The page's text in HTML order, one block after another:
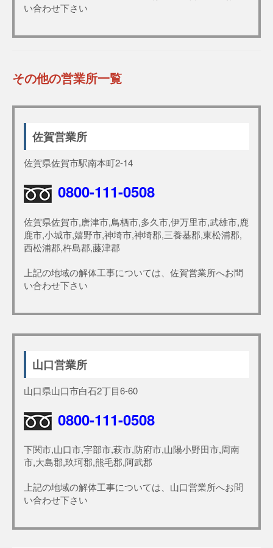
い合わせ下さい
その他の営業所一覧
佐賀営業所
佐賀県佐賀市駅南本町2-14
0800-111-0508
佐賀県佐賀市,唐津市,鳥栖市,多久市,伊万里市,武雄市,鹿
鹿市,小城市,嬉野市,神埼市,神埼郡,三養基郡,東松浦郡,
西松浦郡,杵島郡,藤津郡
上記の地域の解体工事については、佐賀営業所へお問
い合わせ下さい
山口営業所
山口県山口市白石2丁目6-60
0800-111-0508
下関市,山口市,宇部市,萩市,防府市,山陽小野田市,周南
市,大島郡,玖珂郡,熊毛郡,阿武郡
上記の地域の解体工事については、山口営業所へお問
い合わせ下さい